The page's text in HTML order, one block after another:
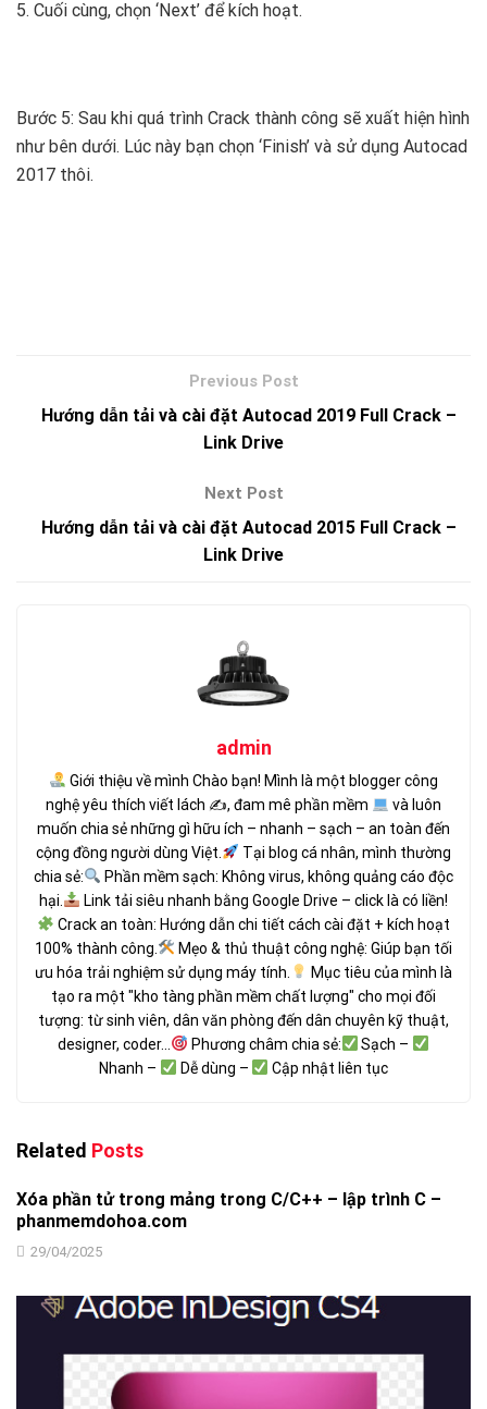
5. Cuối cùng, chọn ‘Next’ để kích hoạt.
Bước 5: Sau khi quá trình Crack thành công sẽ xuất hiện hình
như bên dưới. Lúc này bạn chọn ‘Finish’ và sử dụng Autocad
2017 thôi.
Hướng dẫn tải và cài đặt Autocad 2019 Full Crack –
Link Drive
Hướng dẫn tải và cài đặt Autocad 2015 Full Crack –
Link Drive
admin
Giới thiệu về mình Chào bạn! Mình là một blogger công
nghệ yêu thích viết lách ✍, đam mê phần mềm
và luôn
muốn chia sẻ những gì hữu ích – nhanh – sạch – an toàn đến
cộng đồng người dùng Việt.
Tại blog cá nhân, mình thường
chia sẻ:
Phần mềm sạch: Không virus, không quảng cáo độc
hại.
Link tải siêu nhanh bằng Google Drive – click là có liền!
Crack an toàn: Hướng dẫn chi tiết cách cài đặt + kích hoạt
100% thành công.
Mẹo & thủ thuật công nghệ: Giúp bạn tối
ưu hóa trải nghiệm sử dụng máy tính.
Mục tiêu của mình là
tạo ra một "kho tàng phần mềm chất lượng" cho mọi đối
tượng: từ sinh viên, dân văn phòng đến dân chuyên kỹ thuật,
designer, coder...
Phương châm chia sẻ:
Sạch –
Nhanh –
Dễ dùng – Cập nhật liên tục
Related Posts
Xóa phần tử trong mảng trong C/C++ – lập trình C –
phanmemdohoa.com
29/04/2025